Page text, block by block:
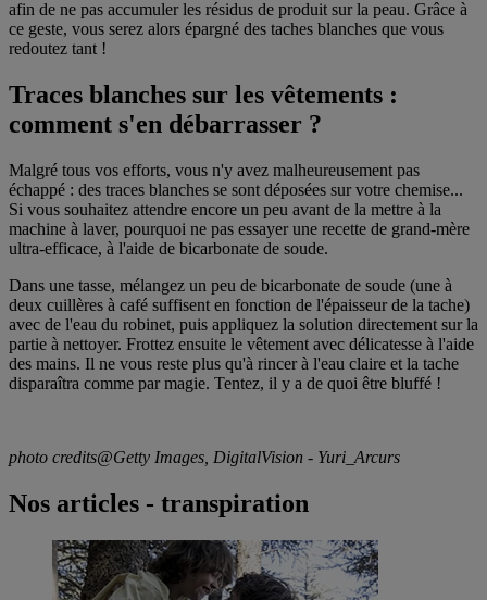
afin de ne pas accumuler les résidus de produit sur la peau. Grâce à
ce geste, vous serez alors épargné des taches blanches que vous
redoutez tant !
Traces blanches sur les vêtements :
comment s'en débarrasser ?
Malgré tous vos efforts, vous n'y avez malheureusement pas
échappé : des traces blanches se sont déposées sur votre chemise...
Si vous souhaitez attendre encore un peu avant de la mettre à la
machine à laver, pourquoi ne pas essayer une recette de grand-mère
ultra-efficace, à l'aide de bicarbonate de soude.
Dans une tasse, mélangez un peu de bicarbonate de soude (une à
deux cuillères à café suffisent en fonction de l'épaisseur de la tache)
avec de l'eau du robinet, puis appliquez la solution directement sur la
partie à nettoyer. Frottez ensuite le vêtement avec délicatesse à l'aide
des mains. Il ne vous reste plus qu'à rincer à l'eau claire et la tache
disparaîtra comme par magie. Tentez, il y a de quoi être bluffé !
photo credits@Getty Images, DigitalVision - Yuri_Arcurs
Nos articles - transpiration